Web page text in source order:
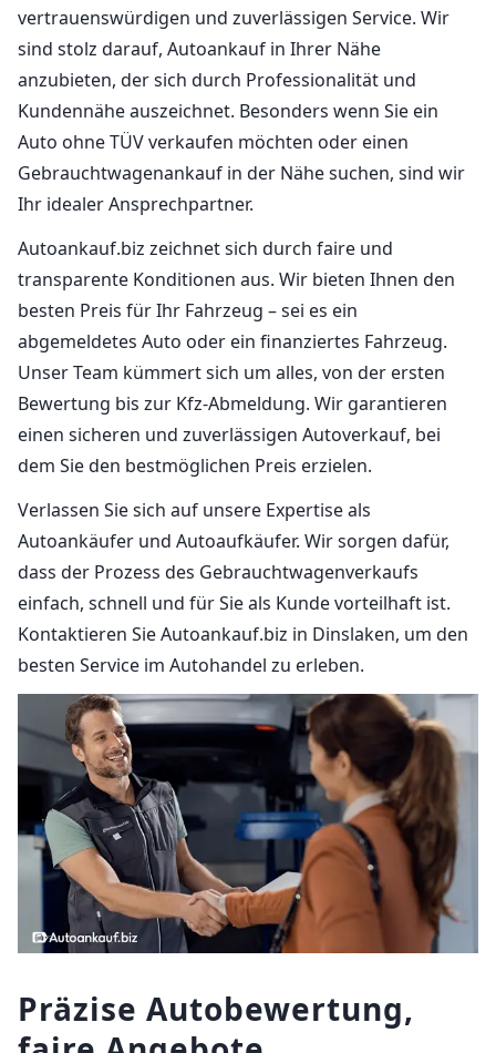
vertrauenswürdigen und zuverlässigen Service. Wir
sind stolz darauf, Autoankauf in Ihrer Nähe
anzubieten, der sich durch Professionalität und
Kundennähe auszeichnet. Besonders wenn Sie ein
Auto ohne TÜV verkaufen möchten oder einen
Gebrauchtwagenankauf in der Nähe suchen, sind wir
Ihr idealer Ansprechpartner.
Autoankauf.biz zeichnet sich durch faire und
transparente Konditionen aus. Wir bieten Ihnen den
besten Preis für Ihr Fahrzeug – sei es ein
abgemeldetes Auto oder ein finanziertes Fahrzeug.
Unser Team kümmert sich um alles, von der ersten
Bewertung bis zur Kfz-Abmeldung. Wir garantieren
einen sicheren und zuverlässigen Autoverkauf, bei
dem Sie den bestmöglichen Preis erzielen.
Verlassen Sie sich auf unsere Expertise als
Autoankäufer und Autoaufkäufer. Wir sorgen dafür,
dass der Prozess des Gebrauchtwagenverkaufs
einfach, schnell und für Sie als Kunde vorteilhaft ist.
Kontaktieren Sie Autoankauf.biz in Dinslaken, um den
besten Service im Autohandel zu erleben.
Präzise Autobewertung,